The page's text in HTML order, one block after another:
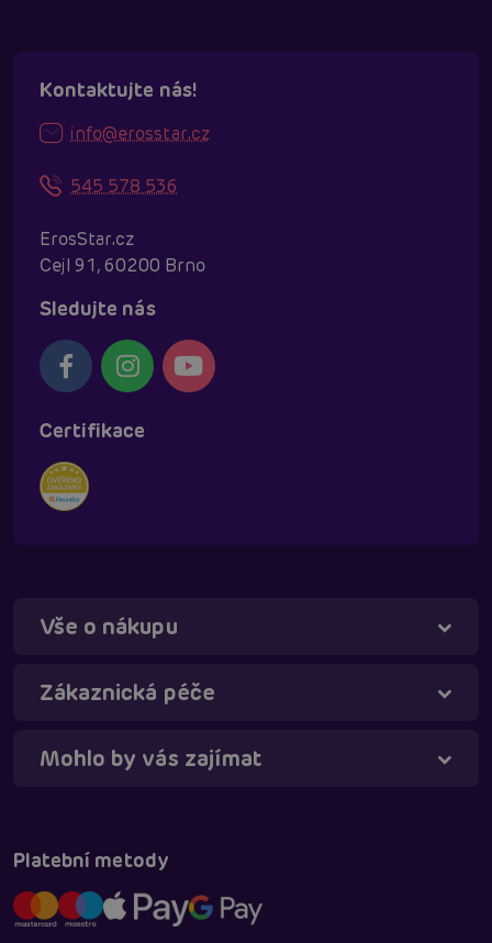
Kontaktujte nás!
info@erosstar.cz
545 578 536
ErosStar.cz
Cejl 91, 60200 Brno
Sledujte nás
Certifikace
Vše o nákupu
Zákaznická péče
Mohlo by vás zajímat
Platební metody
Táňa - virtuální asistentka